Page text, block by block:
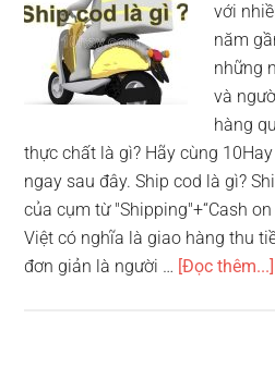
với
năm
những
và
hàng
thực chất là gì? Hãy cùng
ngay sau đây. Ship cod là gì?
của cụm từ "Shipping"+“Cash
Việt có nghĩa là giao hàng thu
đơn giản là người … [Đọc thêm...]